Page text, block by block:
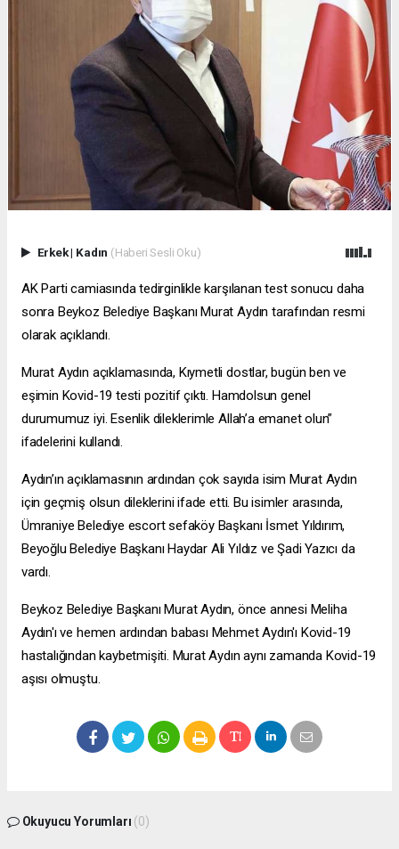
Erkek| Kadın (Haberi Sesli Oku)
AK Parti camiasında tedirginlikle karşılanan test sonucu daha
sonra Beykoz Belediye Başkanı Murat Aydın tarafından resmi
olarak açıklandı.
Murat Aydın açıklamasında, Kıymetli dostlar, bugün ben ve
eşimin Kovid-19 testi pozitif çıktı. Hamdolsun genel
durumumuz iyi. Esenlik dileklerimle Allah’a emanet olun”
ifadelerini kullandı.
Aydın’ın açıklamasının ardından çok sayıda isim Murat Aydın
için geçmiş olsun dileklerini ifade etti. Bu isimler arasında,
Ümraniye Belediye escort sefaköyBaşkanı İsmet Yıldırım,
Beyoğlu Belediye Başkanı Haydar Ali Yıldız ve Şadi Yazıcı da
vardı.
Beykoz Belediye Başkanı Murat Aydın, önce annesi Meliha
Aydın'ı ve hemen ardından babası Mehmet Aydın'ı Kovid-19
hastalığından kaybetmişiti. Murat Aydın aynı zamanda Kovid-19
aşısı olmuştu.
Okuyucu Yorumları (0)